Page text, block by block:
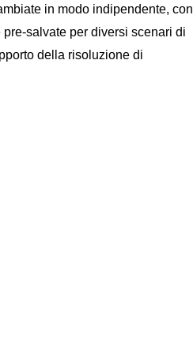
in modo indipendente, con
salvate per diversi scenari di
della risoluzione di